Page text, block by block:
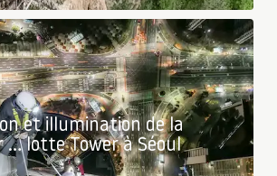
et illumination de la
… lotte Tower à Séoul